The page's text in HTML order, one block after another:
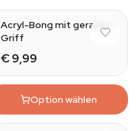
Acryl-Bong mit geradem
Griff
€ 9,99
Option wählen